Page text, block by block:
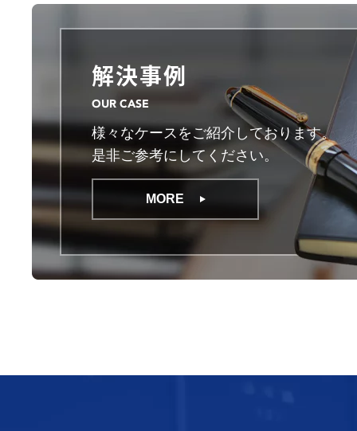
解決事例
OUR CASE
様々なケースをご紹介しております。
是非ご参考にしてください。
MORE